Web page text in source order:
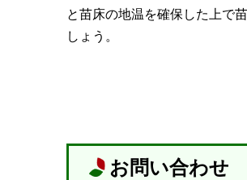
と苗床の地温を確保した上で
しょう。
お問い合わせ